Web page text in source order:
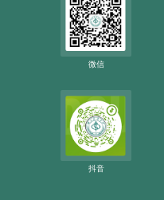
微信
抖音